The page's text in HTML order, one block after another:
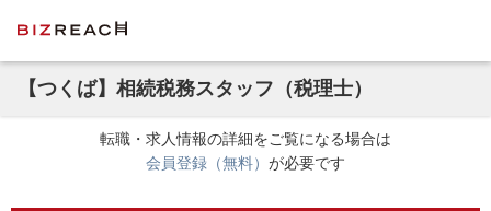
【つくば】相続税務スタッフ（税理士）
転職・求人情報の詳細をご覧になる場合は
会員登録（無料） が必要です